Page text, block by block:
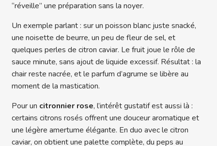
“réveille” une préparation sans la noyer.
Un exemple parlant : sur un poisson blanc juste snacké,
une noisette de beurre, un peu de fleur de sel, et
quelques perles de citron caviar. Le fruit joue le rôle de
sauce minute, sans ajout de liquide excessif. Résultat : la
chair reste nacrée, et le parfum d’agrume se libère au
moment de la mastication.
Pour un citronnier rose, l’intérêt gustatif est aussi là :
certains citrons rosés offrent une douceur aromatique et
une légère amertume élégante. En duo avec le citron
caviar, on obtient une palette complète, du peps au